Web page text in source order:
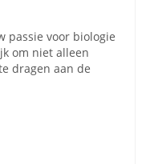
passie voor biologie
om niet alleen
dragen aan de